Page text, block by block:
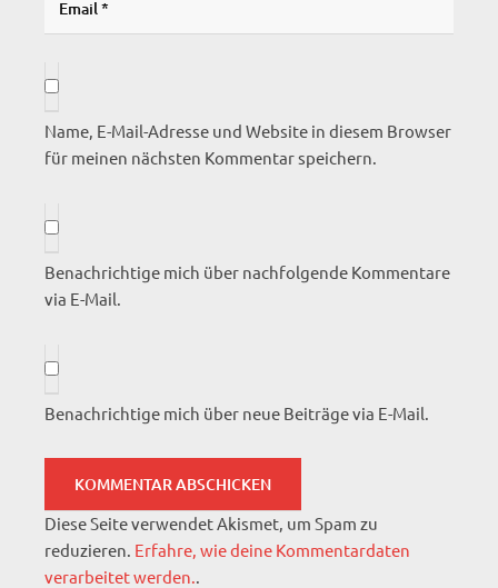
Name, E-Mail-Adresse und Website in diesem Browser
für meinen nächsten Kommentar speichern.
Benachrichtige mich über nachfolgende Kommentare
via E-Mail.
Benachrichtige mich über neue Beiträge via E-Mail.
Diese Seite verwendet Akismet, um Spam zu
reduzieren. Erfahre, wie deine Kommentardaten
verarbeitet werden..